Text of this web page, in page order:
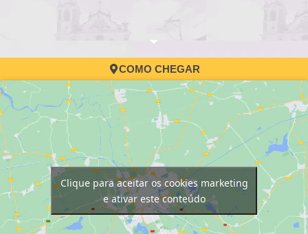
COMO CHEGAR
Clique para aceitar os cookies marketing
e ativar este conteúdo